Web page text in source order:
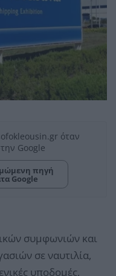
όταν
Google
πηγή
Google
συμφωνιών και
σε ναυτιλία,
υποδομές,